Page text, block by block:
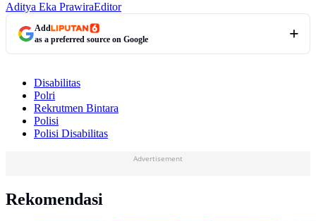
Aditya Eka PrawiraEditor
Add
as a preferred source on Google
Disabilitas
Polri
Rekrutmen Bintara
Polisi
Polisi Disabilitas
Advertisement
Rekomendasi